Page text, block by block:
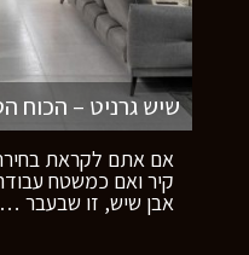
שיש גרניט – הכוח
אם אתם לקראת
קיר ואם כמשטח
אבן שיש, זו שבעבר …